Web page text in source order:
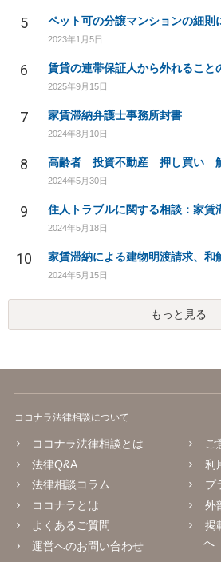
5 ペット可の分譲マンションの細則
2023年1月5日
6 賃貸の連帯保証人から外れること
2025年9月15日
7 家賃滞納弁護士事務所封書
2024年8月10日
8 高齢者 投資不動産 押し買い
2024年5月30日
9
2024年5月18日
10 家賃滞納による建物明渡請求、和
2024年5月15日
もっと見る
ココナラ法律相談について
ココナラ法律相談とは
法律Q&A
法律相談コラム
ココナラとは
よくあるご質問
運営へのお問い合わせ
ご
利
プ
外
掲
へ